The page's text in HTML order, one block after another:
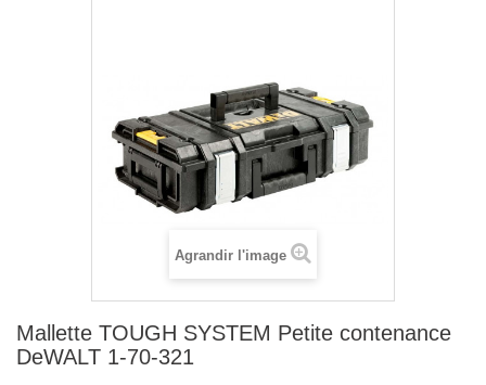
Agrandir l'image
Mallette TOUGH SYSTEM Petite contenance
DeWALT 1-70-321